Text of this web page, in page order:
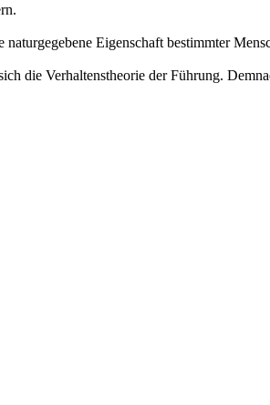
Eigenschaft bestimmter
die Verhaltenstheorie der Führung.